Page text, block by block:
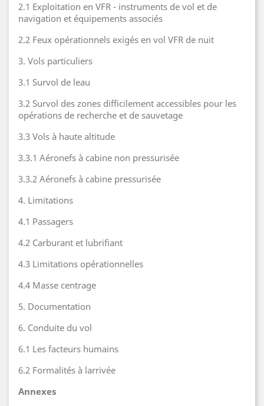
2.1 Exploitation en VFR - instruments de vol et de
navigation et équipements associés
2.2 Feux opérationnels exigés en vol VFR de nuit
3. Vols particuliers
3.1 Survol de leau
3.2 Survol des zones difficilement accessibles pour les
opérations de recherche et de sauvetage
3.3 Vols à haute altitude
3.3.1 Aéronefs à cabine non pressurisée
3.3.2 Aéronefs à cabine pressurisée
4. Limitations
4.1 Passagers
4.2 Carburant et lubrifiant
4.3 Limitations opérationnelles
4.4 Masse centrage
5. Documentation
6. Conduite du vol
6.1 Les facteurs humains
6.2 Formalités à larrivée
Annexes